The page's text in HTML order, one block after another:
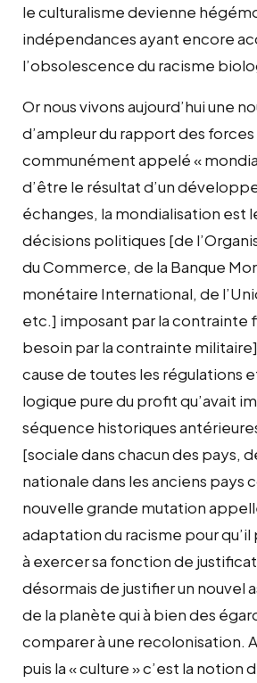
le culturalisme devienne
indépendances ayant encore
l’obsolescence du racisme
Or nous vivons aujourd’hui une
d’ampleur du rapport des
communément appelé «
d’être le résultat d’un
échanges, la mondialisation est
décisions politiques [de
du Commerce, de la Banque
monétaire International, de
etc.] imposant par la contrainte
besoin par la contrainte
cause de toutes les régulations
logique pure du profit qu’avait
séquence historiques
[sociale dans chacun des pays,
nationale dans les anciens pays
nouvelle grande mutation
adaptation du racisme pour
à exercer sa fonction de
désormais de justifier un nouvel
de la planète qui à bien des
comparer à une recolonisation.
puis la « culture » c’est la notion